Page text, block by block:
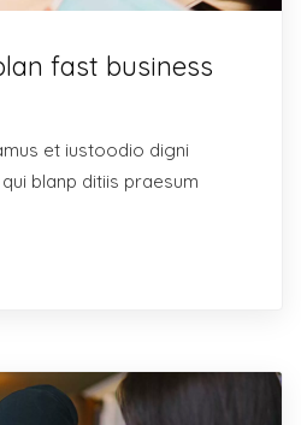
fast business
et iustoodio digni
blanp ditiis praesum